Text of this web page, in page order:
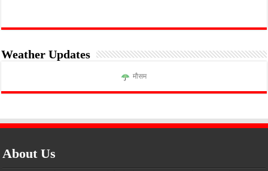
Weather Updates
मौसम
About Us